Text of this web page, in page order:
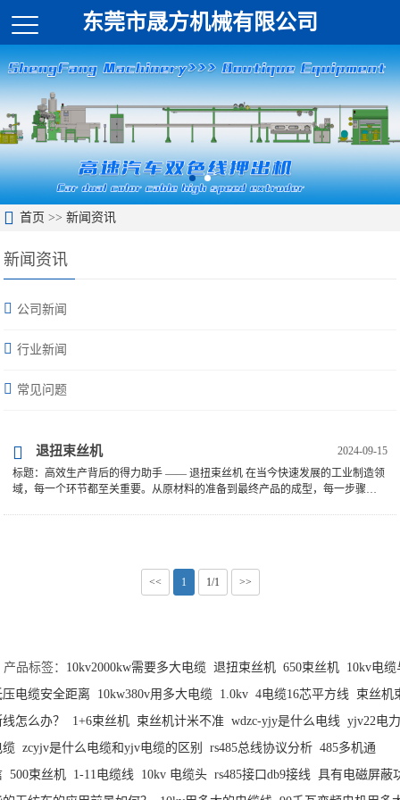
东莞市晟方机械有限公司
首页 >>新闻资讯
新闻资讯
公司新闻
行业新闻
常见问题
2024-09-15
退扭束丝机
标题：高效生产背后的得力助手 —— 退扭束丝机 在当今快速发展的工业制造领
域，每一个环节都至关重要。从原材料的准备到最终产品的成型，每一步骤的
<< 1 1/1 >>
产品标签： 10kv2000kw需要多大电缆 退扭束丝机 650束丝机 10kv电缆
压电缆安全距离
10kw380v用多大电缆 1.0kv 4电缆16芯平方线 束丝机
怎么办？
1+6束丝机 束丝机计米不准 wdzc-yjy是什么电线 yjv22电
缆 zcyjv是什么电缆和yjv电缆的区别 rs485总线协议分析 485多机通
500束丝机 1-11电缆线 10kv 电缆头 rs485接口db9接线 具有电磁屏蔽